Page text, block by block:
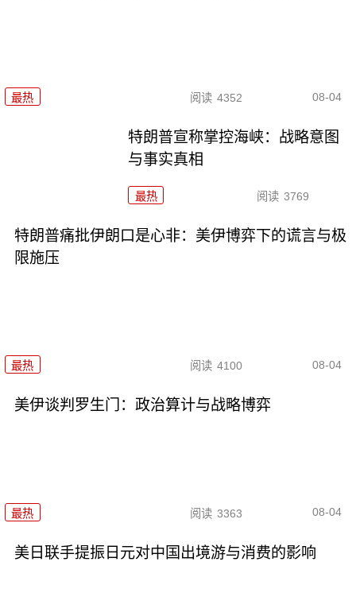
最热 阅读 4352 08-04
特朗普宣称掌控海峡：战略意图
与事实真相
最热 阅读 3769
特朗普痛批伊朗口是心非：美伊博弈下的谎言与极
限施压
最热 阅读 4100 08-04
美伊谈判罗生门：政治算计与战略博弈
最热 阅读 3363 08-04
美日联手提振日元对中国出境游与消费的影响